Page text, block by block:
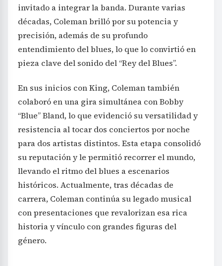
invitado a integrar la banda. Durante varias
décadas, Coleman brilló por su potencia y
precisión, además de su profundo
entendimiento del blues, lo que lo convirtió en
pieza clave del sonido del “Rey del Blues”.
En sus inicios con King, Coleman también
colaboró en una gira simultánea con Bobby
“Blue” Bland, lo que evidenció su versatilidad y
resistencia al tocar dos conciertos por noche
para dos artistas distintos. Esta etapa consolidó
su reputación y le permitió recorrer el mundo,
llevando el ritmo del blues a escenarios
históricos. Actualmente, tras décadas de
carrera, Coleman continúa su legado musical
con presentaciones que revalorizan esa rica
historia y vínculo con grandes figuras del
género.